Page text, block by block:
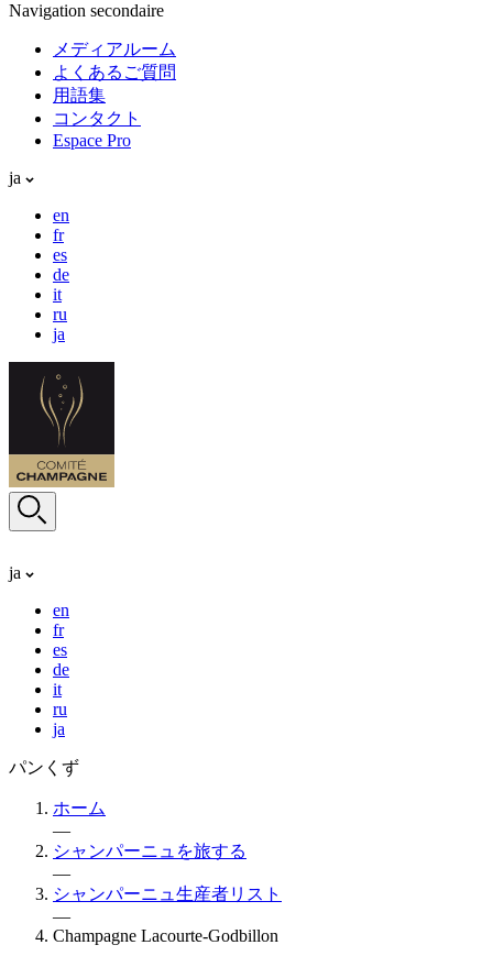
Navigation secondaire
メディアルーム
よくあるご質問
用語集
コンタクト
Espace Pro
ja
en
fr
es
de
it
ru
ja
ja
en
fr
es
de
it
ru
ja
パンくず
ホーム
—
シャンパーニュを旅する
—
シャンパーニュ生産者リスト
—
Champagne Lacourte-Godbillon